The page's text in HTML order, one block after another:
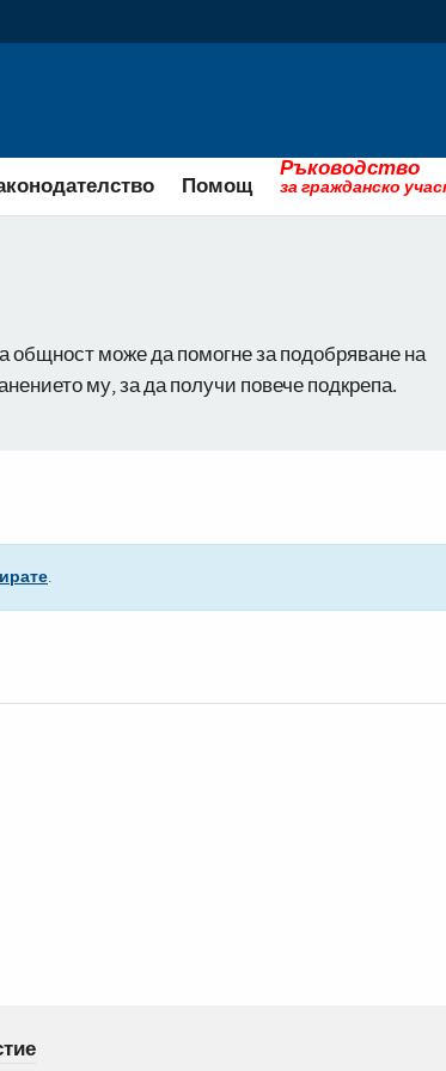
Помощ
Ръководство
за гражданско
общност може да помогне за подобряване на
му, за да получи повече подкрепа.
.